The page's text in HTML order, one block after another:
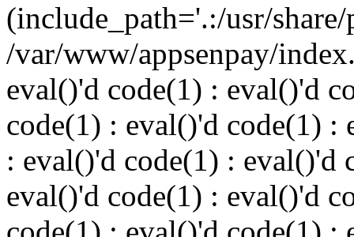
(include_path='.:/usr/
/var/www/appsenpay/
eval()'d code(1) : eval()'d
code(1) : eval()'d code(1) :
: eval()'d code(1) : eval()'d
eval()'d code(1) : eval()'d